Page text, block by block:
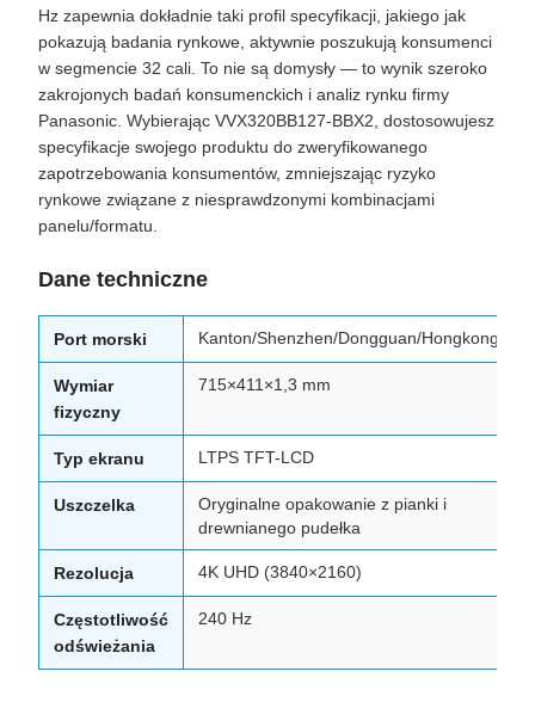
Hz zapewnia dokładnie taki profil specyfikacji, jakiego jak
pokazują badania rynkowe, aktywnie poszukują konsumenci
w segmencie 32 cali. To nie są domysły — to wynik szeroko
zakrojonych badań konsumenckich i analiz rynku firmy
Panasonic. Wybierając VVX320BB127-BBX2, dostosowujesz
specyfikacje swojego produktu do zweryfikowanego
zapotrzebowania konsumentów, zmniejszając ryzyko
rynkowe związane z niesprawdzonymi kombinacjami
panelu/formatu.
Dane techniczne
Port morski Kanton/Shenzhen/Dongguan/Hongkong
Wymiar
fizyczny
715×411×1,3 mm
Typ ekranu LTPS TFT-LCD
Uszczelka
Oryginalne opakowanie z pianki i
drewnianego pudełka
Rezolucja 4K UHD (3840×2160)
Częstotliwość
odświeżania
240 Hz